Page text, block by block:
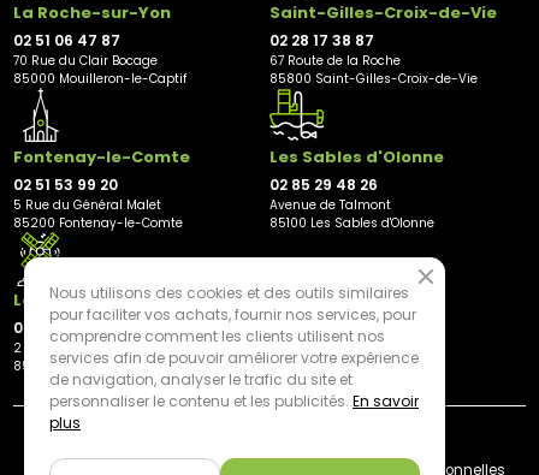
La Roche-sur-Yon
02 51 06 47 87
70 Rue du Clair Bocage
85000 Mouilleron-le-Captif
Saint-Gilles-Croix-de-Vie
02 28 17 38 87
67 Route de la Roche
85800 Saint-Gilles-Croix-de-Vie
Fontenay-le-Comte
02 51 53 99 20
5 Rue du Général Malet
85200 Fontenay-le-Comte
Les Sables d'Olonne
02 85 29 48 26
Avenue de Talmont
85100 Les Sables d'Olonne
Les Herbiers
02 21 81 23 11
2 rue des Peupliers
85500 Les Herbiers
Livraison
Mentions légales Données personnelles
Nous utilisons des cookies et des outils similaires
pour faciliter vos achats, fournir nos services, pour
comprendre comment les clients utilisent nos
services afin de pouvoir améliorer votre expérience
de navigation, analyser le trafic du site et
personnaliser le contenu et les publicités. En savoir
plus